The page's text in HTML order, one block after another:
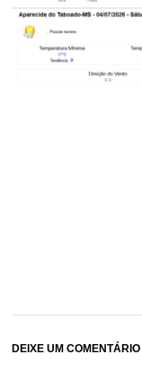
DEIXE UM COMENTÁRIO